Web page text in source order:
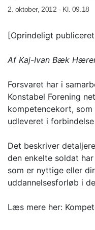
2. oktober, 2012 - Kl. 09.18
[Oprindeligt
Af Kaj-Ivan Bæk
Forsvaret har i
Konstabel Forening
kompetencekort,
udleveret i
Det beskriver
den enkelte soldat
som er nyttige eller
uddannelsesforløb i
Læs mere her: